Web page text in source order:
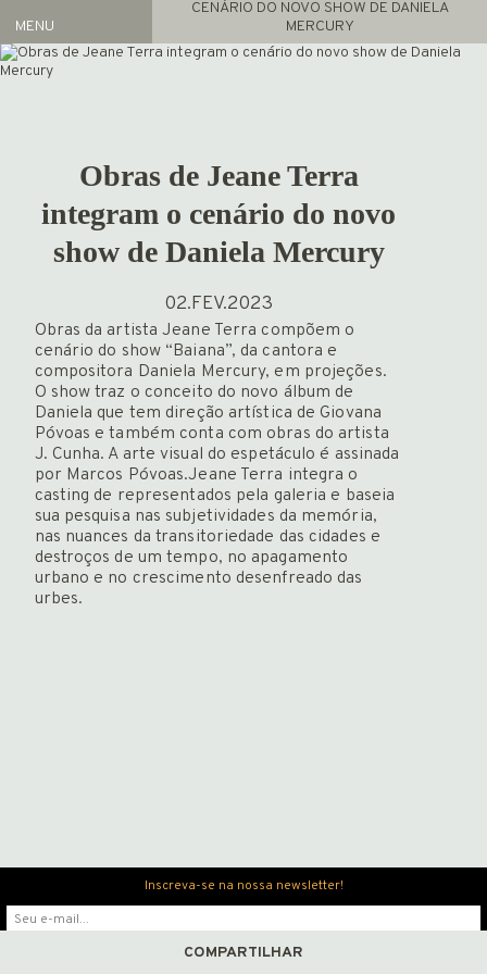
MENU
Artistas
Exposições
ATUAL
ARQUIVO
PROJETO GAS
INFO
HOME
Newsletter
Obras de Jeane Terra
integram o cenário do novo
show de Daniela Mercury
CENÁRIO DO NOVO SHOW DE DANIELA
MERCURY
02.FEV.2023
Obras da artista Jeane Terra compõem o
cenário do show “Baiana”, da cantora e
compositora Daniela Mercury, em projeções.
O show traz o conceito do novo álbum de
Daniela que tem direção artística de Giovana
Póvoas e também conta com obras do artista
J. Cunha. A arte visual do espetáculo é assinada
por Marcos Póvoas.Jeane Terra integra o
casting de representados pela galeria e baseia
sua pesquisa nas subjetividades da memória,
nas nuances da transitoriedade das cidades e
destroços de um tempo, no apagamento
urbano e no crescimento desenfreado das
urbes.
COMPARTILHAR
Inscreva-se na nossa newsletter!